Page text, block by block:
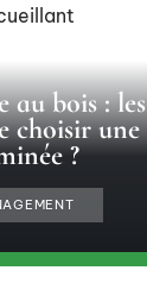
au bois : les
choisir une
?